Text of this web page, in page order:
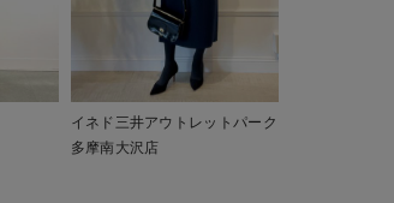
イネド三井アウトレットパーク
多摩南大沢店